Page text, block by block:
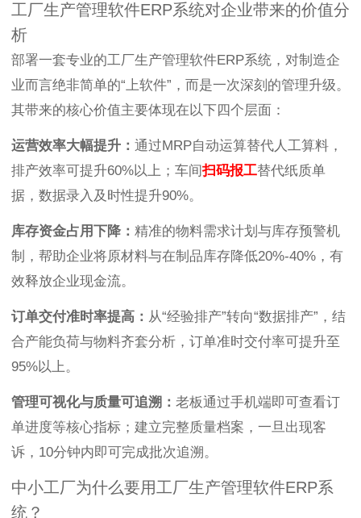
工厂生产管理软件ERP系统对企业带来的价值分
析
部署一套专业的工厂生产管理软件ERP系统，对制造企
业而言绝非简单的“上软件”，而是一次深刻的管理升级。
其带来的核心价值主要体现在以下四个层面：
运营效率大幅提升： 通过MRP自动运算替代人工算料，
排产效率可提升60%以上；车间扫码报工替代纸质单
据，数据录入及时性提升90%。
库存资金占用下降： 精准的物料需求计划与库存预警机
制，帮助企业将原材料与在制品库存降低20%-40%，有
效释放企业现金流。
订单交付准时率提高： 从“经验排产”转向“数据排产”，结
合产能负荷与物料齐套分析，订单准时交付率可提升至
95%以上。
管理可视化与质量可追溯： 老板通过手机端即可查看订
单进度等核心指标；建立完整质量档案，一旦出现客
诉，10分钟内即可完成批次追溯。
中小工厂为什么要用工厂生产管理软件ERP系
统？